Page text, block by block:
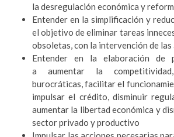
la desregulación económica y
Entender en la simplificación y
el objetivo de eliminar tareas
obsoletas, con la intervención de
Entender en la elaboración de
a aumentar la
burocráticas, facilitar el
impulsar el crédito, disminuir
aumentar la libertad económica y
sector privado y productivo